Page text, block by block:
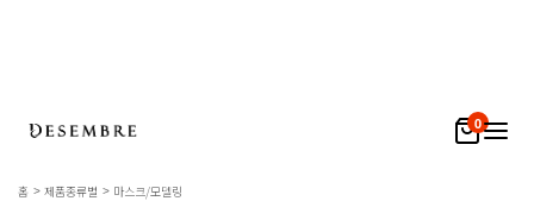
0
홈 제품종류별 마스크/모델링